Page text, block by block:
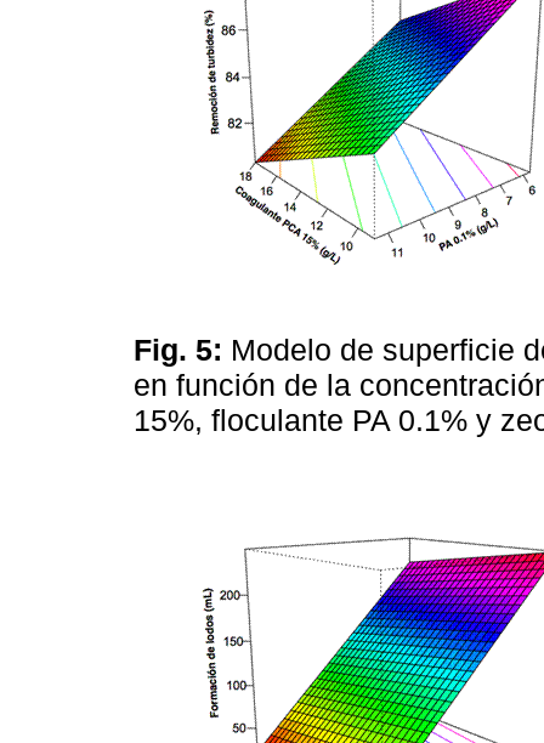
Fig. 5: Modelo de superficie
en función de la
15%, floculante PA 0.1% y